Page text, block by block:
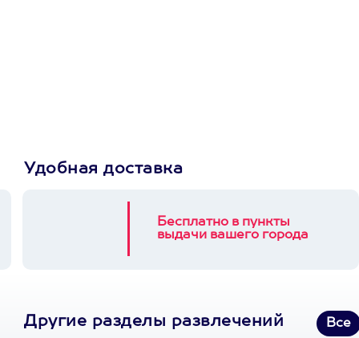
Удобная доставка
Бесплатно в пункты
выдачи вашего города
Другие разделы развлечений Все